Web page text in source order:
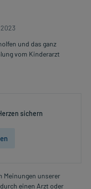
und das ganz
vom Kinderarzt
sichern
Meinungen unserer
einen Arzt oder